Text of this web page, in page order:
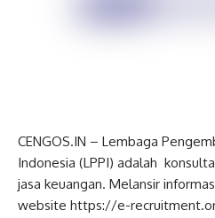
CENGOS.IN – Lembaga
Indonesia (LPPI) adalah
jasa keuangan. Melansir
website https://e-